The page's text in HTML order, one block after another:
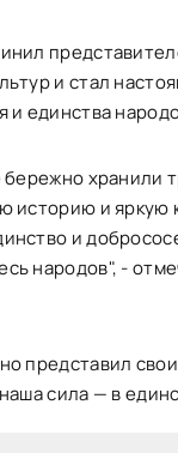
и стал
и единства
хранили
историю и яркую
и
народов", -
представил
сила — в